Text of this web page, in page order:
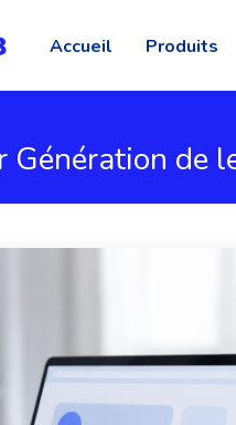
Accueil Produits
Génération de